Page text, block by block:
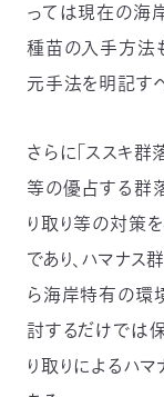
っては現在の海
種苗の入手方法
元手法を明記すべ
さらに「ススキ
等の優占する群
り取り等の対策
であり、ハマナ
ら海岸特有の環
討するだけでは
り取りによるハ